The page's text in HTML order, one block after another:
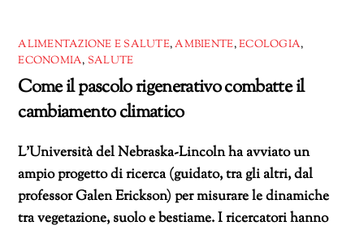
ALIMENTAZIONE E SALUTE,AMBIENTE,ECOLOGIA,
ECONOMIA, SALUTE
Come il pascolo rigenerativo combatte il
cambiamento climatico
L’Università del Nebraska-Lincoln ha avviato un
ampio progetto di ricerca (guidato, tra gli altri, dal
professor Galen Erickson) per misurare le dinamiche
tra vegetazione, suolo e bestiame. I ricercatori hanno